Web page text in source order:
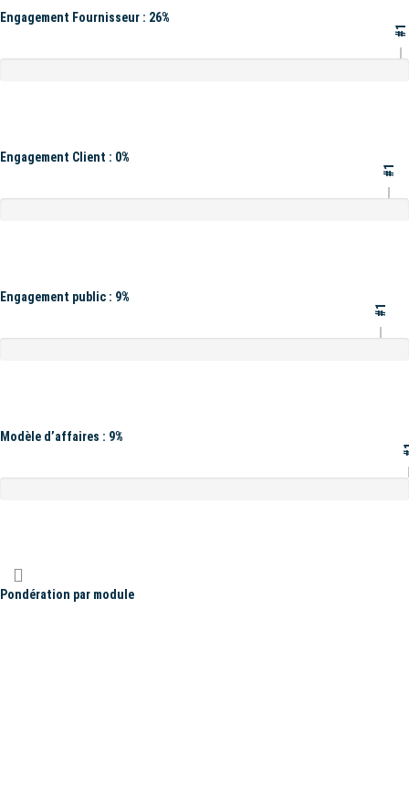
Engagement Fournisseur : 26%
#1
Engagement Client : 0%
#1
Engagement public : 9%
#1
Modèle d’affaires : 9%
Pondération par module